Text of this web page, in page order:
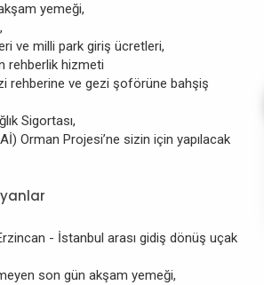
yemeği,
ve milli park giriş ücretleri,
rehberlik hizmeti
rehberine ve gezi şoförüne bahşiş
Sigortası,
Orman Projesi’ne sizin için yapılacak
- İstanbul arası gidiş dönüş uçak
son gün akşam yemeği,